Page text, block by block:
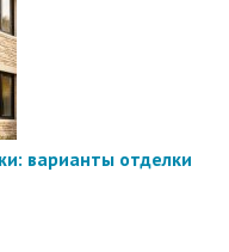
варианты отделки